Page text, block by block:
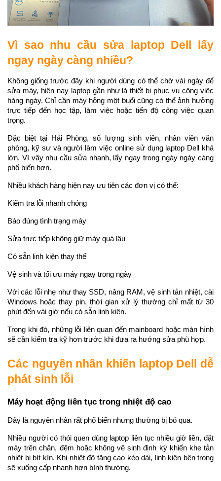
Vì sao nhu cầu sửa laptop Dell lấy
ngay ngày càng nhiều?
Không giống trước đây khi người dùng có thể chờ vài ngày để
sửa máy, hiện nay laptop gần như là thiết bị phục vụ công việc
hàng ngày. Chỉ cần máy hỏng một buổi cũng có thể ảnh hưởng
trực tiếp đến học tập, làm việc hoặc tiến độ công việc quan
trọng.
Đặc biệt tại Hải Phòng, số lượng sinh viên, nhân viên văn
phòng, kỹ sư và người làm việc online sử dụng laptop Dell khá
lớn. Vì vậy nhu cầu sửa nhanh, lấy ngay trong ngày ngày càng
phổ biến hơn.
Nhiều khách hàng hiện nay ưu tiên các đơn vị có thể:
Kiểm tra lỗi nhanh chóng
Báo đúng tình trạng máy
Sửa trực tiếp không giữ máy quá lâu
Có sẵn linh kiện thay thế
Vệ sinh và tối ưu máy ngay trong ngày
Với các lỗi nhẹ như thay SSD, nâng RAM, vệ sinh tản nhiệt, cài
Windows hoặc thay pin, thời gian xử lý thường chỉ mất từ 30
phút đến vài giờ nếu có sẵn linh kiện.
Trong khi đó, những lỗi liên quan đến mainboard hoặc màn hình
sẽ cần kiểm tra kỹ hơn trước khi đưa ra hướng sửa phù hợp.
Các nguyên nhân khiến laptop Dell dễ
phát sinh lỗi
Máy hoạt động liên tục trong nhiệt độ cao
Đây là nguyên nhân rất phổ biến nhưng thường bị bỏ qua.
Nhiều người có thói quen dùng laptop liên tục nhiều giờ liền, đặt
máy trên chăn, đệm hoặc không vệ sinh định kỳ khiến khe tản
nhiệt bị bít kín. Khi nhiệt độ tăng cao kéo dài, linh kiện bên trong
sẽ xuống cấp nhanh hơn bình thường.